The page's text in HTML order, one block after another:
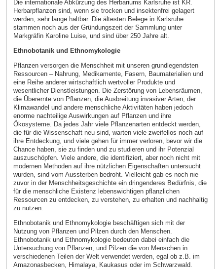
Die internationale Abkürzung des Herbariums Karlsruhe ist KR.
Herbarpflanzen sind, wenn sie trocken und insektenfrei gelagert
werden, sehr lange haltbar. Die ältesten Belege in Karlsruhe
stammen noch aus der Gründungszeit der Sammlung unter
Markgräfin Karoline Luise, und sind über 250 Jahre alt.
Ethnobotanik und Ethnomykologie
Pflanzen versorgen die Menschheit mit unseren grundlegendsten
Ressourcen – Nahrung, Medikamente, Fasern, Baumaterialien und
eine Reihe anderer wirtschaftlich wertvoller Produkte und
wesentlicher Dienstleistungen. Die Zerstörung von Lebensräumen,
die Überernte von Pflanzen, die Ausbreitung invasiver Arten, der
Klimawandel und andere menschliche Aktivitäten haben jedoch
enorme nachteilige Auswirkungen auf Pflanzen und ihre
Ökosysteme. Da jedes Jahr viele Pflanzenarten entdeckt werden,
die für die Wissenschaft neu sind, warten viele zweifellos noch auf
ihre Entdeckung, und viele gehen für immer verloren, bevor wir die
Chance haben, sie zu finden und zu studieren und ihr Potenzial
auszuschöpfen. Viele andere, die identifiziert, aber noch nicht mit
modernen Methoden auf ihre nützlichen Eigenschaften untersucht
wurden, sind vom Aussterben bedroht. Vielleicht gab es noch nie
zuvor in der Menschheitsgeschichte ein dringenderes Bedürfnis, die
für die menschliche Existenz lebenswichtigen pflanzlichen
Ressourcen zu entdecken, zu verstehen, zu erhalten und nachhaltig
zu nutzen.
Ethnobotanik und Ethnomykologie beschäftigen sich mit der
Nutzung von Pflanzen und Pilzen durch den Menschen.
Ethnobotanik und Ethnomykologie bedeuten dabei einfach die
Untersuchung von Pflanzen, und Pilzen die von Menschen in
verschiedenen Teilen der Welt verwendet werden, egal ob z.B. im
Amazonasbecken, Himalaya, Kaukasus oder im Schwarzwald.